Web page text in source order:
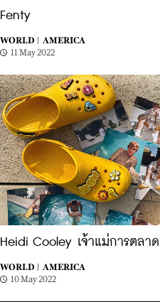
Fenty
WORLD |
AMERICA
11 May 2022
Heidi Cooley เจ้าแม่การตลา
WORLD |
AMERICA
10 May 2022